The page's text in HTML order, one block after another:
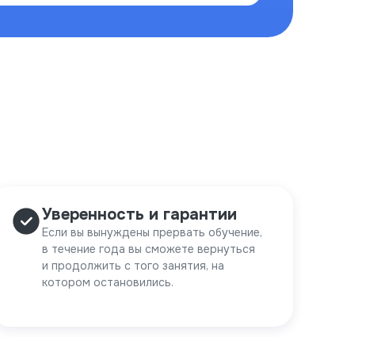
Уверенность и гарантии
Если вы вынуждены прервать обучение,
в течение года вы сможете вернуться
и продолжить с того занятия, на
котором остановились.